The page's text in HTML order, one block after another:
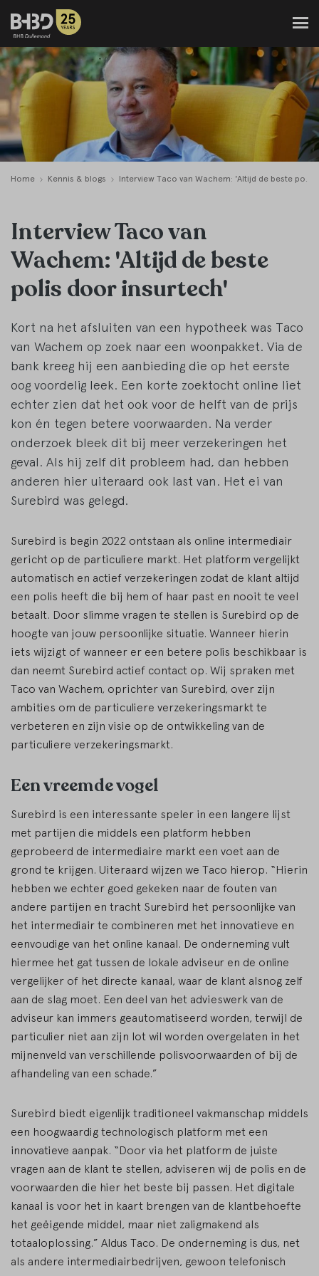
Home Kennis & blogs Interview Taco van Wachem: 'Altijd de beste polis door insurtech'
Interview Taco van
Wachem: 'Altijd de beste
polis door insurtech'
Kort na het afsluiten van een hypotheek was Taco
van Wachem op zoek naar een woonpakket. Via de
bank kreeg hij een aanbieding die op het eerste
oog voordelig leek. Een korte zoektocht online liet
echter zien dat het ook voor de helft van de prijs
kon én tegen betere voorwaarden. Na verder
onderzoek bleek dit bij meer verzekeringen het
geval. Als hij zelf dit probleem had, dan hebben
anderen hier uiteraard ook last van. Het ei van
Surebird was gelegd.
Surebird is begin 2022 ontstaan als online intermediair
gericht op de particuliere markt. Het platform vergelijkt
automatisch en actief verzekeringen zodat de klant altijd
een polis heeft die bij hem of haar past en nooit te veel
betaalt. Door slimme vragen te stellen is Surebird op de
hoogte van jouw persoonlijke situatie. Wanneer hierin
iets wijzigt of wanneer er een betere polis beschikbaar is
dan neemt Surebird actief contact op. Wij spraken met
Taco van Wachem, oprichter van Surebird, over zijn
ambities om de particuliere verzekeringsmarkt te
verbeteren en zijn visie op de ontwikkeling van de
particuliere verzekeringsmarkt.
Een vreemde vogel
Surebird is een interessante speler in een langere lijst
met partijen die middels een platform hebben
geprobeerd de intermediaire markt een voet aan de
grond te krijgen. Uiteraard wijzen we Taco hierop. “Hierin
hebben we echter goed gekeken naar de fouten van
andere partijen en tracht Surebird het persoonlijke van
het intermediair te combineren met het innovatieve en
eenvoudige van het online kanaal. De onderneming vult
hiermee het gat tussen de lokale adviseur en de online
vergelijker of het directe kanaal, waar de klant alsnog zelf
aan de slag moet. Een deel van het advieswerk van de
adviseur kan immers geautomatiseerd worden, terwijl de
particulier niet aan zijn lot wil worden overgelaten in het
mijnenveld van verschillende polisvoorwaarden of bij de
afhandeling van een schade.”
Surebird biedt eigenlijk traditioneel vakmanschap middels
een hoogwaardig technologisch platform met een
innovatieve aanpak. “Door via het platform de juiste
vragen aan de klant te stellen, adviseren wij de polis en de
voorwaarden die hier het beste bij passen. Het digitale
kanaal is voor het in kaart brengen van de klantbehoefte
het geëigende middel, maar niet zaligmakend als
totaaloplossing.” Aldus Taco. De onderneming is dus, net
als andere intermediairbedrijven, gewoon telefonisch